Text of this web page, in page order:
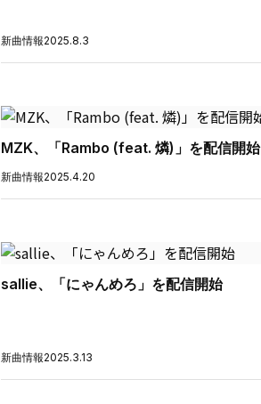
新曲情報2025.8.3
MZK、「Rambo (feat. 燐)」を配信開始
新曲情報2025.4.20
sallie、「にゃんめろ」を配信開始
新曲情報2025.3.13